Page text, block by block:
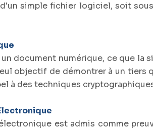
simple fichier logiciel, soit
document numérique, ce que la
objectif de démontrer à un tiers
à des techniques
est admis comme